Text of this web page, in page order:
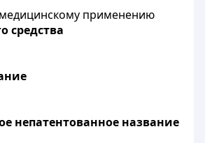
применению
средства
непатентованное название